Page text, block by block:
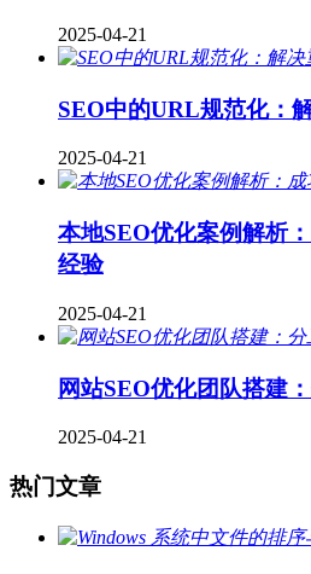
2025-04-21
SEO中的URL规范化：
2025-04-21
本地SEO优化案例解析
经验
2025-04-21
网站SEO优化团队搭建
2025-04-21
热门文章